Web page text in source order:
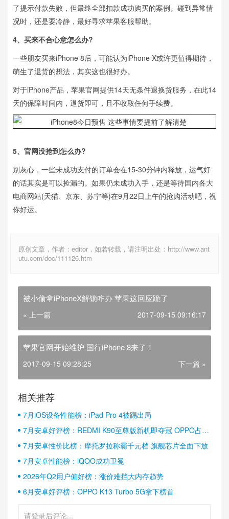
了提示付款失败，但最终全部扣款成功购买的案例。碰到异常情
况时，还是要冷静，最好寻求苹果客服帮助。
4、买来不合心意怎么办?
一些朋友买来iPhone 8后，可能认为iPhone X或许更值得期待，
萌生了退货的想法，其实这也很好办。
对于iPhone产品，苹果官网提供14天无条件退换货服务，在此14
天的保障时间内，退货即可，且不收取任何手续费。
5、官网没抢到怎么办?
别灰心，一些未成功支付的订单会在15-30分钟内释放，运气好
的话其实是可以捡漏的。如果仍未成功入手，还是等待国内各大
电商网站(天猫、京东、苏宁等)在9月22日上午的抢购活动吧，祝
你好运。
原创文章，作者：editor，如若转载，请注明出处：http://www.ant
utu.com/doc/111126.htm
被小偷拿iPhoneX解锁咋办 苹果这回应跪了
« 上一篇 2017-09-15 09:16:17
苹果官网开始维护 国行iPhone 8来了！
2017-09-15 09:28:25 下一篇 »
相关推荐
7月iOS设备性能榜：iPad Pro 4被踢出局
7月安卓好评榜：REDMI K90至尊版新机即夺冠 OPPO占据
半壁江山
7月安卓性价比榜：摩托罗拉称霸千元档 旗舰芯片全面下放
7月安卓性能榜：iQOO成功卫冕
2026年Q2用户偏好榜：涨价难挡大内存趋势
6月安卓好评榜：OPPO K13 Turbo 5G拿下榜首